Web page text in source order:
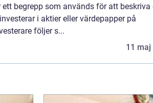
ett begrepp som används för att beskriva
i aktier eller värdepapper på
följer s...
11 maj